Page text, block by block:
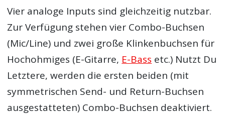
Vier analoge Inputs sind gleichzeitig nutzbar.
Zur Verfügung stehen vier Combo-Buchsen
(Mic/Line) und zwei große Klinkenbuchsen für
Hochohmiges (E-Gitarre, E-Bass etc.) Nutzt Du
Letztere, werden die ersten beiden (mit
symmetrischen Send- und Return-Buchsen
ausgestatteten) Combo-Buchsen deaktiviert.